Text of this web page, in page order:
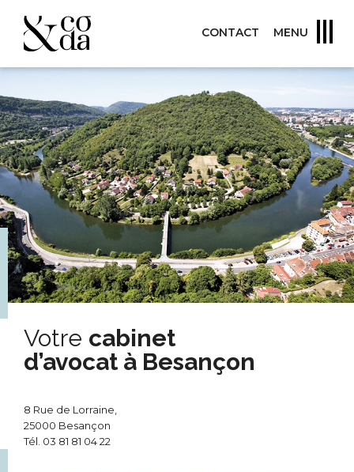
CONTACT MENU
Votre cabinet
d’avocat à Besançon
8 Rue de Lorraine,
25000 Besançon
Tél. 03 81 81 04 22